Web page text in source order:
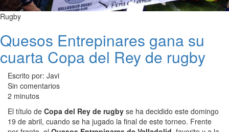
Rugby
Quesos Entrepinares gana su
cuarta Copa del Rey de rugby
Escrito por: Javi
Sin comentarios
2 minutos
El título de Copa del Rey de rugby se ha decidido este domingo
19 de abril, cuando se ha jugado la final de este torneo. Frente